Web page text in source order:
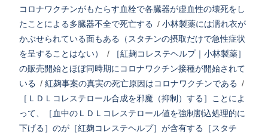
コロナワクチンがもたらす血栓で各臓器が虚血性の壊死をし
たことによる多臓器不全で死亡する / 小林製薬には濡れ衣が
かぶせられている面もある（スタチンの摂取だけで急性症状
を呈することはない）
/
［紅麹コレステヘルプ｜小林製薬］
の販売開始とほぼ同時期にコロナワクチン接種が開始されて
いる / 紅麹事案の真実の死亡原因はコロナワクチンである /
［ＬＤＬコレステロール合成を邪魔（抑制）する］ことによ
って、［血中のＬＤＬコレステロール値を強制割込処理的に
下げる］のが［紅麹コレステヘルプ］が含有する［スタチ